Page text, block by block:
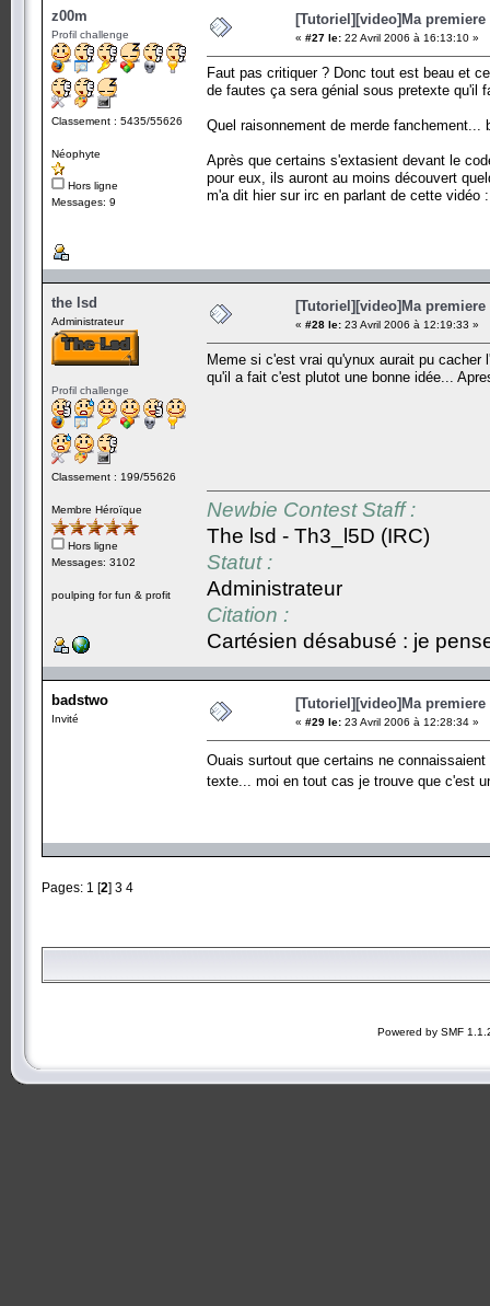
z00m
Profil challenge
Classement : 5435/55626
Néophyte
Hors ligne
Messages: 9
[Tutoriel][video]Ma premiere
« #27 le: 22 Avril 2006 à 16:13:10 »
Faut pas critiquer ? Donc tout est beau et
de fautes ça sera génial sous pretexte qu'il
Quel raisonnement de merde
Après que certains s'extasient devant le
pour eux, ils auront au moins découvert
m'a dit hier sur irc en parlant de cette vidéo
the lsd
Administrateur
Profil challenge
Classement : 199/55626
Membre Héroïque
Hors ligne
Messages: 3102
poulping for fun & profit
[Tutoriel][video]Ma premiere
« #28 le: 23 Avril 2006 à 12:19:33 »
Meme si c'est vrai qu'ynux aurait pu
qu'il a fait c'est plutot une bonne idée...
Newbie Contest Staff :
The lsd - Th3_l5D (IRC)
Statut :
Administrateur
Citation :
Cartésien désabusé : je
badstwo
Invité
[Tutoriel][video]Ma premiere
« #29 le: 23 Avril 2006 à 12:28:34 »
Ouais surtout que certains ne
texte... moi en tout cas je trouve que c'est
Pages: 1 [2] 3 4
Powered by SMF